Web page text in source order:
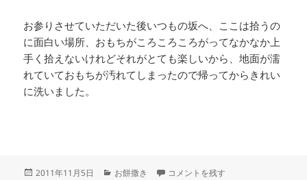
お参りさせていただいた後いつもの坂へ、ここは拾うの
に面白い場所、おもちがころころころがってなかなか上
手く拾えないけれどそれがとても楽しいから、地面が濡
れていておもちが汚れてしまったので帰ってからきれい
に洗いました。
投
2011年11月5日
カ
お餅撒き 平成２３年１１月５日の私の餅まき
コメントを残す